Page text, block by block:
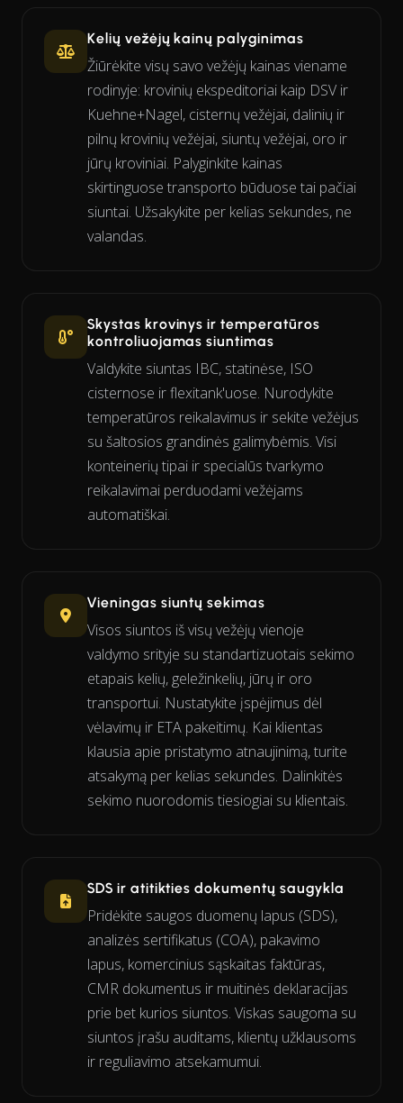
Kelių vežėjų kainų palyginimas
Žiūrėkite visų savo vežėjų kainas viename
rodinyje: krovinių ekspeditoriai kaip DSV ir
Kuehne+Nagel, cisternų vežėjai, dalinių ir
pilnų krovinių vežėjai, siuntų vežėjai, oro ir
jūrų kroviniai. Palyginkite kainas
skirtinguose transporto būduose tai pačiai
siuntai. Užsakykite per kelias sekundes, ne
valandas.
Skystas krovinys ir temperatūros
kontroliuojamas siuntimas
Valdykite siuntas IBC, statinėse, ISO
cisternose ir flexitank'uose. Nurodykite
temperatūros reikalavimus ir sekite vežėjus
su šaltosios grandinės galimybėmis. Visi
konteinerių tipai ir specialūs tvarkymo
reikalavimai perduodami vežėjams
automatiškai.
Vieningas siuntų sekimas
Visos siuntos iš visų vežėjų vienoje
valdymo srityje su standartizuotais sekimo
etapais kelių, geležinkelių, jūrų ir oro
transportui. Nustatykite įspėjimus dėl
vėlavimų ir ETA pakeitimų. Kai klientas
klausia apie pristatymo atnaujinimą, turite
atsakymą per kelias sekundes. Dalinkitės
sekimo nuorodomis tiesiogiai su klientais.
SDS ir atitikties dokumentų saugykla
Pridėkite saugos duomenų lapus (SDS),
analizės sertifikatus (COA), pakavimo
lapus, komercinius sąskaitas faktūras,
CMR dokumentus ir muitinės deklaracijas
prie bet kurios siuntos. Viskas saugoma su
siuntos įrašu auditams, klientų užklausoms
ir reguliavimo atsekamumui.